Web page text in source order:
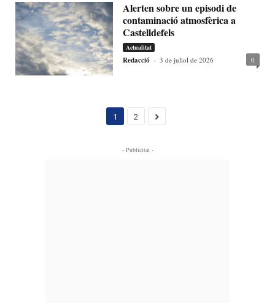
Alerten sobre un episodi de
contaminació atmosfèrica a
Castelldefels
Actualitat
Redacció - 3 de juliol de 2026 0
1 2
- Publicitat -